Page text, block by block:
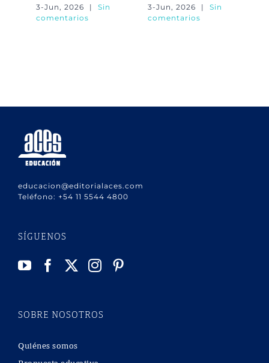
3-Jun, 2026 |
Sin
comentarios
3-Jun, 2026 |
Sin
comentarios
educacion@editorialaces.com
Teléfono: +54 11 5544 4800
SÍGUENOS
SOBRE NOSOTROS
Quiénes somos